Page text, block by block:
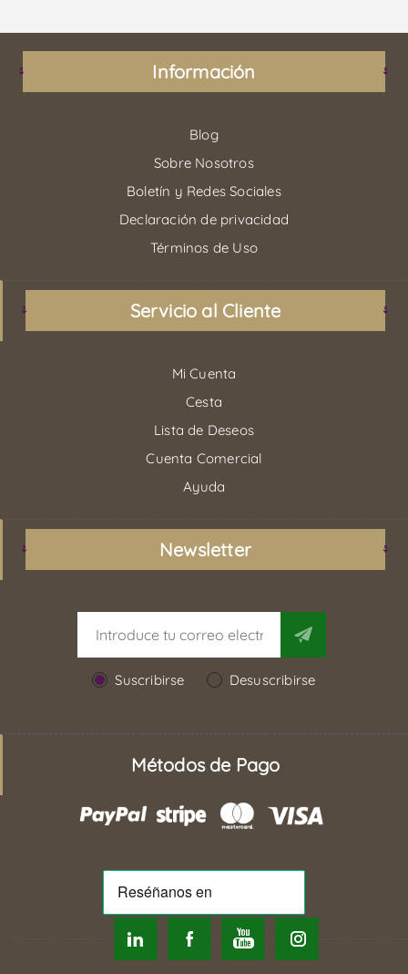
Información
Blog
Sobre Nosotros
Boletín y Redes Sociales
Declaración de privacidad
Términos de Uso
Servicio al Cliente
Mi Cuenta
Cesta
Lista de Deseos
Cuenta Comercial
Ayuda
Newsletter
Suscribirse Desuscribirse
Métodos de Pago